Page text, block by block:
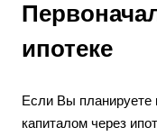
ипотеке
Если Вы планируете
капиталом через